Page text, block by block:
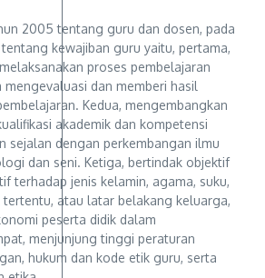
2005 tentang guru dan dosen, pada
kewajiban guru yaitu, pertama,
proses pembelajaran
dan memberi hasil
Kedua, mengembangkan
akademik dan kompetensi
sejalan dengan perkembangan ilmu
dan seni. Ketiga, bertindak objektif
terhadap jenis kelamin, agama, suku,
tertentu, atau latar belakang keluarga,
peserta didik dalam
menjunjung tinggi peraturan
hukum dan kode etik guru, serta